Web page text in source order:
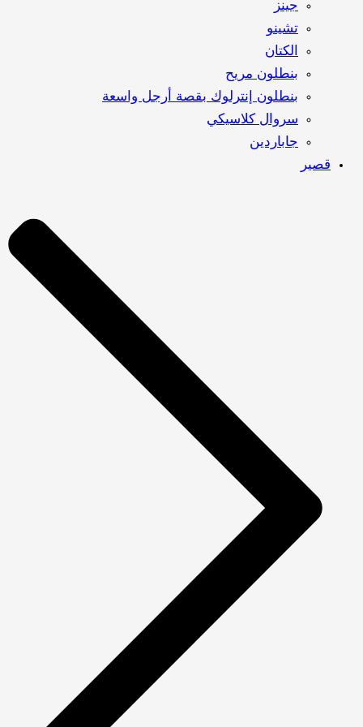
جينز
تشينو
الكتان
بنطلون مريح
بنطلون إنترلوك بقصة أرجل واسعة
سروال كلاسيكي
جاباردين
قصير